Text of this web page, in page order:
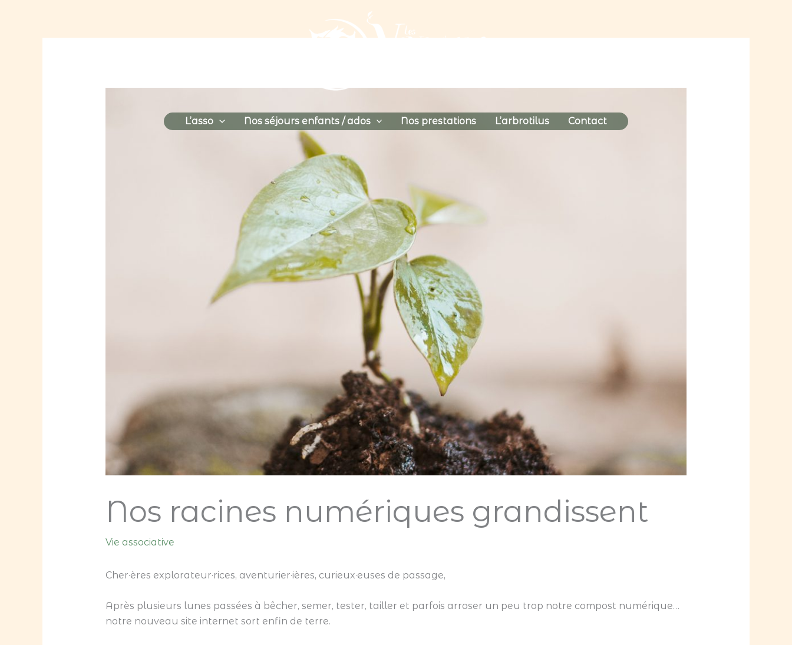
L’asso Nos séjours enfants / ados Nos prestations L’arbrotilus Contact
Nos racines numériques grandissent
Vie associative
Cher·ères explorateur·rices, aventurier·ières, curieux·euses de passage,
Après plusieurs lunes passées à bêcher, semer, tester, tailler et parfois arroser un peu trop notre compost numérique…
notre nouveau site internet sort enfin de terre.